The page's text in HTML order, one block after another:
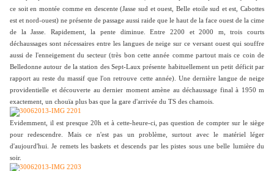
ce soit en montée comme en descente (Jasse sud et ouest, Belle etoile sud et est, Cabottes
est et nord-ouest) ne présente de passage aussi raide que le haut de la face ouest de la cime
de la Jasse. Rapidement, la pente diminue. Entre 2200 et 2000 m, trois courts
déchaussages sont nécessaires entre les langues de neige sur ce versant ouest qui souffre
aussi de l'enneigement du secteur (très bon cette année comme partout mais ce coin de
Belledonne autour de la station des Sept-Laux présente habituellement un petit déficit par
rapport au reste du massif que l'on retrouve cette année). Une dernière langue de neige
providentielle et découverte au dernier moment amène au déchaussage final à 1950 m
exactement, un chouïa plus bas que la gare d'arrivée du TS des chamois.
Evidemment, il est presque 20h et à cette-heure-ci, pas question de compter sur le siège
pour redescendre. Mais ce n'est pas un problème, surtout avec le matériel léger
d'aujourd'hui. Je remets les baskets et descends par les pistes sous une belle lumière du
soir.